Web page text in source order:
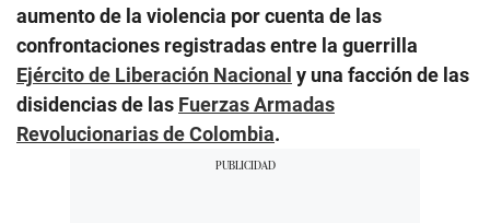
aumento de la violencia por cuenta de las
confrontaciones registradas entre la guerrilla
Ejército de Liberación Nacional y una facción de las
disidencias de las Fuerzas Armadas
Revolucionarias de Colombia.